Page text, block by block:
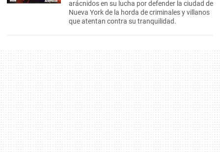
arácnidos en su lucha por defender la ciudad de
Nueva York de la horda de criminales y villanos
que atentan contra su tranquilidad.